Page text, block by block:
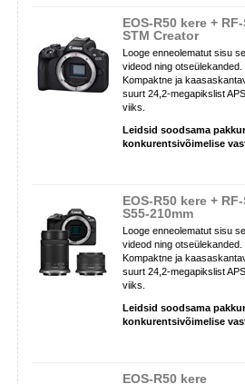
EOS-R50 kere +
STM Creator
Looge enneolematut sisu
videod ning
Kompaktne ja
suurt 24,2-megapikslist
viiks.
Leidsid soodsama
konkurentsivõimelise
EOS-R50 kere +
S55-210mm
Looge enneolematut sisu
videod ning
Kompaktne ja
suurt 24,2-megapikslist
viiks.
Leidsid soodsama
konkurentsivõimelise
EOS-R50 kere